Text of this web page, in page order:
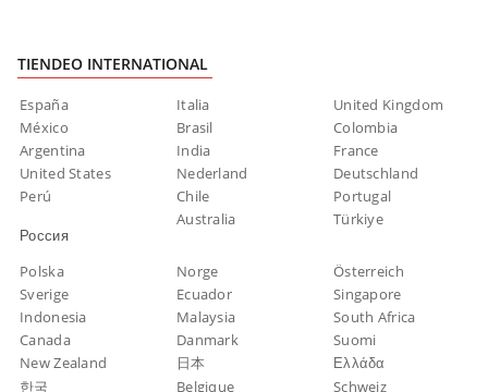
TIENDEO INTERNATIONAL
España Italia
United Kingdom
México
Brasil
Colombia
Argentina
India
France
United States
Nederland
Deutschland
Perú
Chile
Portugal
Россия
Australia Türkiye
Polska Norge
Österreich
Sverige
Ecuador
Singapore
Indonesia
Malaysia
South Africa
Canada
Danmark
Suomi
New Zealand
日本
Ελλάδα
한국
Belgique Schweiz